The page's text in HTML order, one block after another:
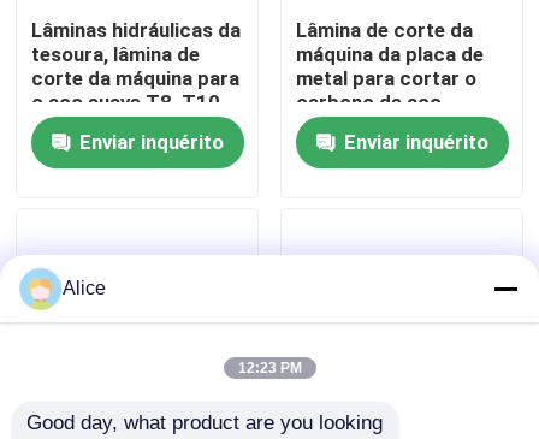
Controle de qualidade
Contacte-nos
Casos
freio da imprensa hidráulica do cnc
Lâminas hidráulicas da
tesoura, lâmina de
corte da máquina para
o aço suave T8, T10
Enviar inquérito
Lâmina de corte da
máquina da placa de
metal para cortar o
carbono de aço
H13/9CrSi
Enviar inquérito
Alice
12:23 PM
Good day, what product are you looking